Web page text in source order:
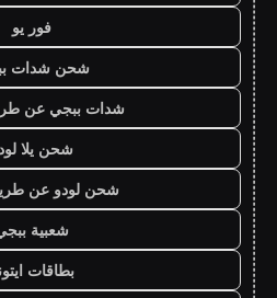
فور يو
شحن شدات
شدات ببجي عن
شحن يلا
شحن لودو عن
شعبية
بطاقات